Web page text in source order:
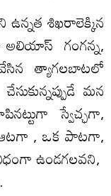
ఉన్నత శిఖరాలెక్కిన
అలియాస్ గంగన్న,
త్యాగలబాటలో
మన
స్వేచ్ఛగా,
ఆటగా , ఒక పాటగా,
ఉండగలవని,